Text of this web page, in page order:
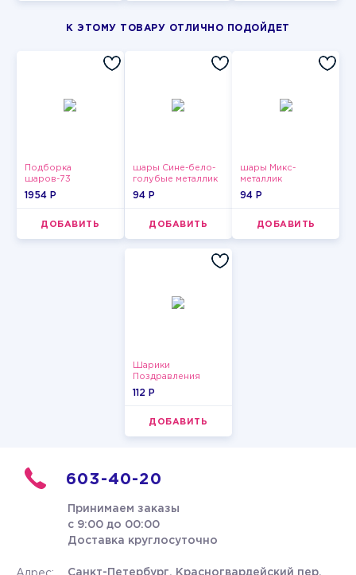
К ЭТОМУ ТОВАРУ ОТЛИЧНО ПОДОЙДЕТ
Подборка
шаров-73
1954 P
ДОБАВИТЬ
шары Сине-бело-
голубые металлик
94 P
ДОБАВИТЬ
шары Микс-
металлик
94 P
ДОБАВИТЬ
Шарики
Поздравления
112 P
ДОБАВИТЬ
603-40-20
Принимаем заказы
с 9:00 до 00:00
Доставка круглосуточно
Санкт-Петербург, Красногвардейский пер.